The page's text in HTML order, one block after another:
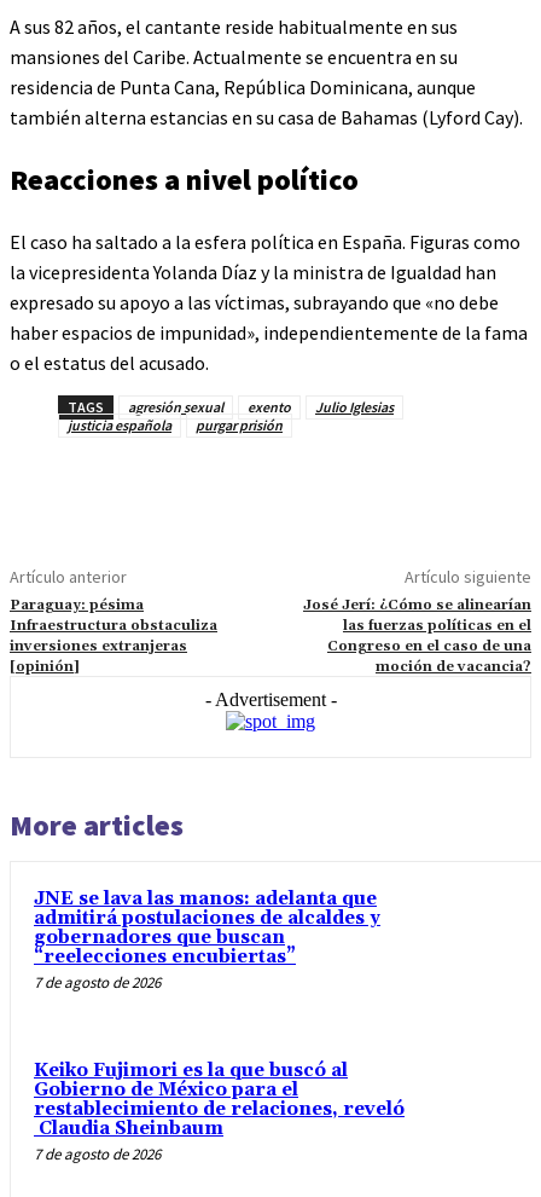
A sus 82 años, el cantante reside habitualmente en sus
mansiones del Caribe. Actualmente se encuentra en su
residencia de Punta Cana, República Dominicana, aunque
también alterna estancias en su casa de Bahamas (Lyford Cay).
Reacciones a nivel político
El caso ha saltado a la esfera política en España. Figuras como
la vicepresidenta Yolanda Díaz y la ministra de Igualdad han
expresado su apoyo a las víctimas, subrayando que «no debe
haber espacios de impunidad», independientemente de la fama
o el estatus del acusado.
TAGS agresión sexual exento
Julio Iglesias
justicia española
purgar prisión
Artículo anterior
Paraguay: pésima
Infraestructura obstaculiza
inversiones extranjeras
[opinión]
Artículo siguiente
José Jerí: ¿Cómo se alinearían
las fuerzas políticas en el
Congreso en el caso de una
moción de vacancia?
- Advertisement -
More articles
JNE se lava las manos: adelanta que
admitirá postulaciones de alcaldes y
gobernadores que buscan
“reelecciones encubiertas”
7 de agosto de 2026
Keiko Fujimori es la que buscó al
Gobierno de México para el
restablecimiento de relaciones, reveló
Claudia Sheinbaum
7 de agosto de 2026